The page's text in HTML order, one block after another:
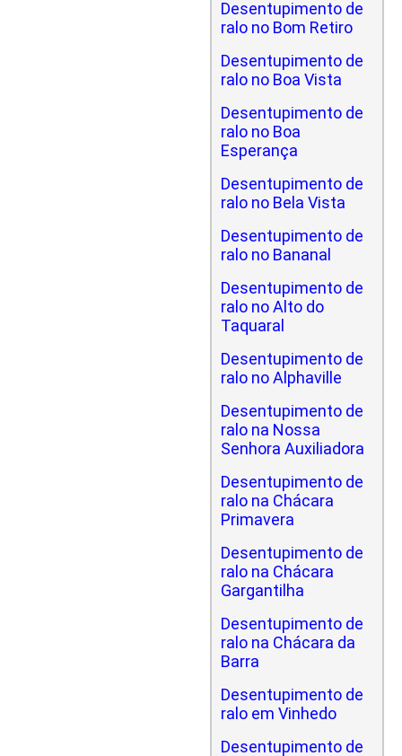
Desentupimento de
ralo no Bom Retiro
Desentupimento de
ralo no Boa Vista
Desentupimento de
ralo no Boa
Esperança
Desentupimento de
ralo no Bela Vista
Desentupimento de
ralo no Bananal
Desentupimento de
ralo no Alto do
Taquaral
Desentupimento de
ralo no Alphaville
Desentupimento de
ralo na Nossa
Senhora Auxiliadora
Desentupimento de
ralo na Chácara
Primavera
Desentupimento de
ralo na Chácara
Gargantilha
Desentupimento de
ralo na Chácara da
Barra
Desentupimento de
ralo em Vinhedo
Desentupimento de